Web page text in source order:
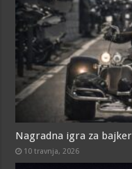
Nagradna igra za
10 travnja, 2026